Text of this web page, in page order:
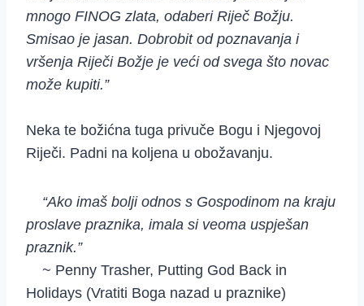
mnogo FINOG zlata, odaberi Riječ Božju.
Smisao je jasan. Dobrobit od poznavanja i
vršenja Riječi Božje je veći od svega što novac
može kupiti.”
Neka te božićna tuga privuče Bogu i Njegovoj
Riječi. Padni na koljena u obožavanju.
“Ako imaš bolji odnos s Gospodinom na kraju
proslave praznika, imala si veoma uspješan
praznik.”
~ Penny Trasher, Putting God Back in
Holidays (Vratiti Boga nazad u praznike)